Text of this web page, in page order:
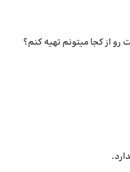
رو از کجا میتونم تهیه کنم؟